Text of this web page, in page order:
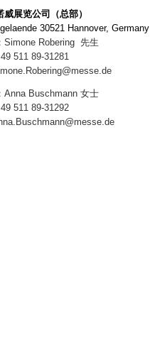
威展览公司（总部）
30521 Hannover, Germany
Simone Robering 先生
511 89-31281
@messe.de
Anna Buschmann 女士
511 89-31292
@messe.de